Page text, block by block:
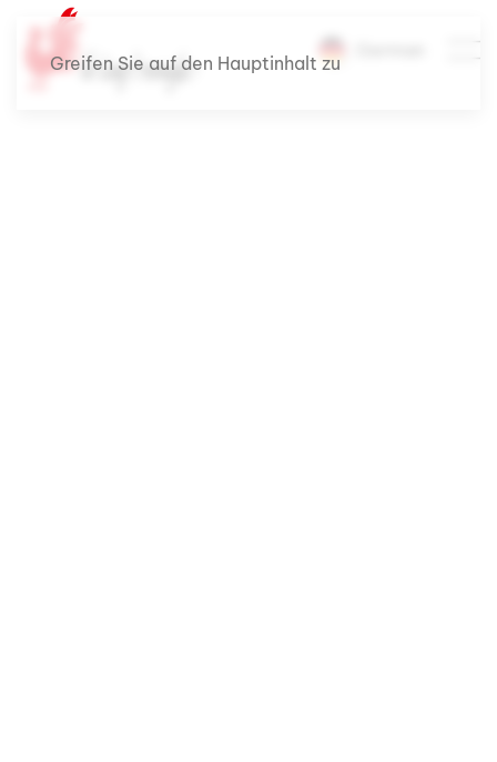
Greifen Sie auf den Hauptinhalt zu